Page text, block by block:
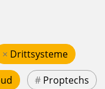
× Drittsysteme
# Proptechs